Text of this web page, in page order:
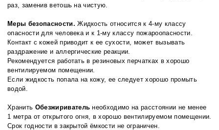
раз, заменив ветошь на чистую.
Меры безопасности. Жидкость относится к 4-му классу
опасности для человека и к 1-му классу пожароопасности.
Контакт с кожей приводит к ее сухости, может вызывать
раздражение и аллергические реакции.
Рекомендуется работать в резиновых перчатках в хорошо
вентилируемом помещении.
Если жидкость попала на кожу, ее следует хорошо промыть
водой.
Хранить Обезжириватель необходимо на расстоянии не менее
1 метра от открытого огня, в хорошо вентилируемом помещении.
Срок годности в закрытой ёмкости не ограничен.